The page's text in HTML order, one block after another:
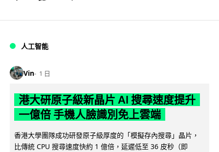
人工智能
Vin 1 日
港大研原子級新晶片 AI 搜尋速度提升
一億倍 手機人臉識別免上雲端
香港大學團隊成功研發原子級厚度的「模擬存內搜尋」晶片，
比傳統 CPU 搜尋速度快約 1 億倍，延遲低至 36 皮秒（即